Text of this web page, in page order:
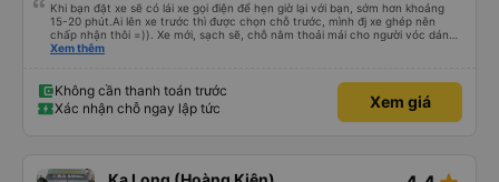
Khi bạn đặt xe sẽ có lái xe gọi điện để hẹn giờ lại với bạn, sớm hơn khoảng
15-20 phút.Ai lên xe trước thì được chọn chỗ trước, mình đj xe ghép nên
chấp nhận thôi =)). Xe mới, sạch sẽ, chỗ nằm thoải mái cho người vóc dáng
vừa ( ai m8 người thì hơi vướng víu xíu ha ). Hừm xe mới, điều hoà lạnh sâu
trong chuyến đi tỉnh dậy sương sương khoảng 2-3 lần nhưng vẫn ngủ ngon
(may béo nên dễ ngủ tỉnh là ngủ típ ). Nhà xe nên mắc cái rèm hay màn
nhựa ngăn cách khách với lái xe, ổm cho 2 bên. Nói chung mình rất có thiện
Xem thêm
Không cần thanh toán trước
Xác nhận chỗ ngay lập tức
Xem giá